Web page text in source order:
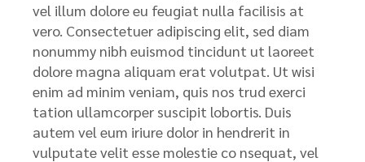
vel illum dolore eu feugiat nulla facilisis at
vero. Consectetuer adipiscing elit, sed diam
nonummy nibh euismod tincidunt ut laoreet
dolore magna aliquam erat volutpat. Ut wisi
enim ad minim veniam, quis nos trud exerci
tation ullamcorper suscipit lobortis. Duis
autem vel eum iriure dolor in hendrerit in
vulputate velit esse molestie co nsequat, vel